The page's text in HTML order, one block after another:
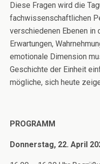
Diese Fragen wird die
fachwissenschaftlichen
verschiedenen Ebenen in
Erwartungen,
emotionale Dimension
Geschichte der Einheit
mögliche, sich heute
PROGRAMM
Donnerstag, 22. April